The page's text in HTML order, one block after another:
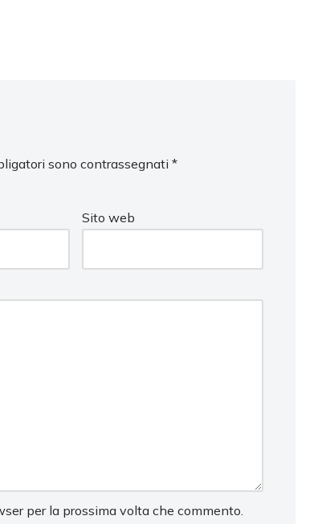
sono contrassegnati *
Sito web
per la prossima volta che commento.